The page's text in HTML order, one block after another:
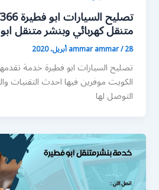
متنقل كهربائي وبنشر متنقل
ammar ammar/28 أبريل، 2020
تصليح السيارات ابو فطيرة خدمة
الكويت موفرين فيها احدث التقنيات
التوصل لها